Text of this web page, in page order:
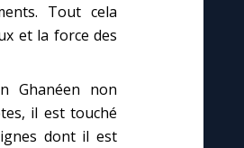
Tout cela
et la force des
Ghanéen non
il est touché
dont il est
Close